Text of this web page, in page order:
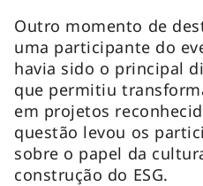
Outro momento de
uma participante do
havia sido o principal
que permitiu
em projetos
questão levou os
sobre o papel da
construção do ESG.